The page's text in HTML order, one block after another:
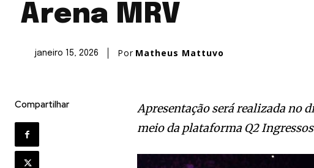
Arena MRV
janeiro 15, 2026 Por Matheus Mattuvo
Compartilhar
Apresentação será realizada no
meio da plataforma Q2 Ingressos